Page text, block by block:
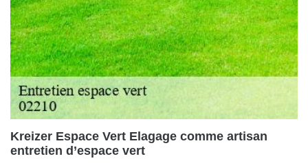
Kreizer Espace Vert Elagage comme artisan
entretien d’espace vert